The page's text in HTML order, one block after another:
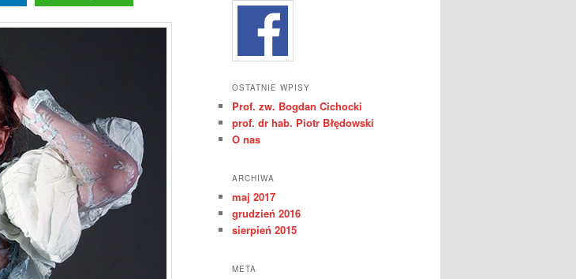
OSTATNIE WPISY
Prof. zw. Bogdan Cichocki
prof. dr hab. Piotr Błędowski
O nas
ARCHIWA
maj 2017
grudzień 2016
sierpień 2015
META